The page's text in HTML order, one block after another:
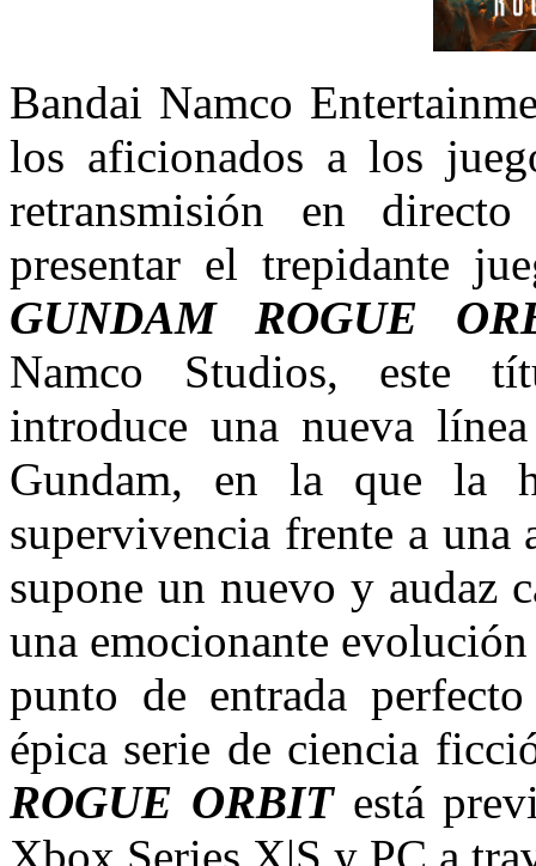
Bandai Namco
los aficionados a los
retransmisión en
presentar el trepidante
GUNDAM ROGUE
Namco Studios, este
introduce una nueva
Gundam, en la que la
supervivencia frente a una
supone un nuevo y audaz
una emocionante
punto de entrada
épica serie de ciencia
ROGUE ORBITestá